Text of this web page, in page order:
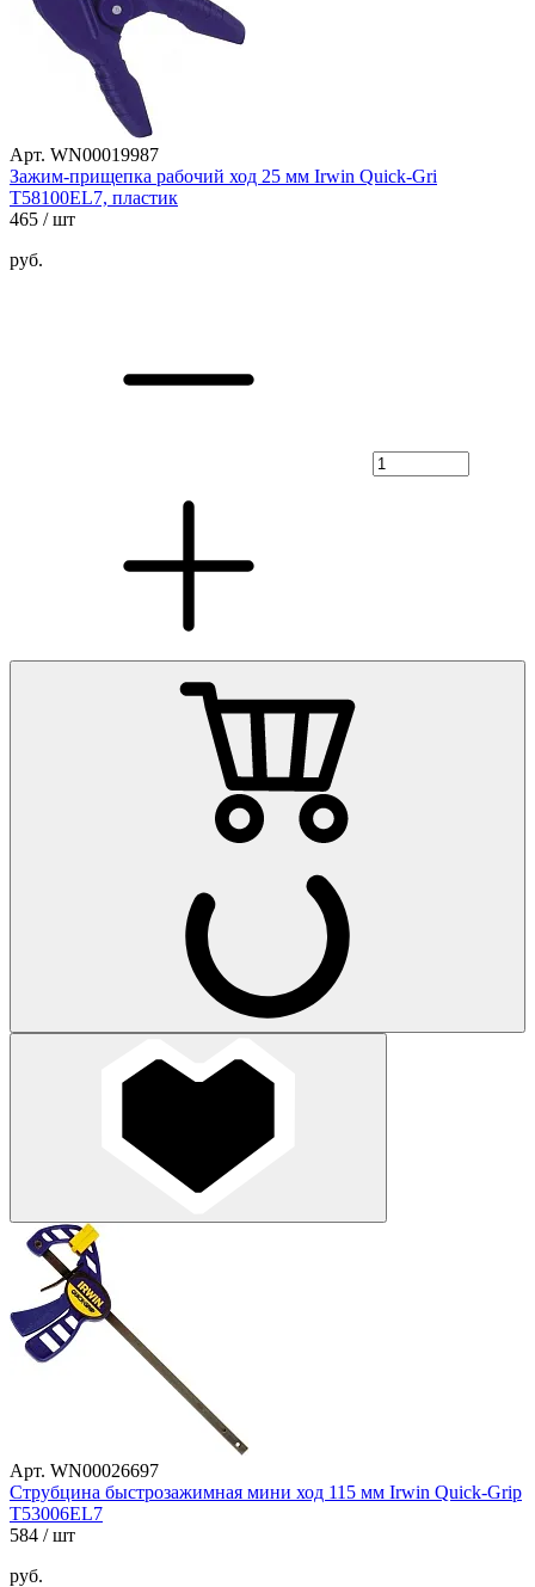
Арт. WN00019987
Зажим-прищепка рабочий ход 25 мм Irwin Quick-Gri
T58100EL7, пластик
465 / шт
руб.
Арт. WN00026697
Струбцина быстрозажимная мини ход 115 мм Irwin Quick-Grip
T53006EL7
584 / шт
руб.